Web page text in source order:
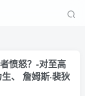
愤怒？-对至高
、 詹姆斯·裴狄